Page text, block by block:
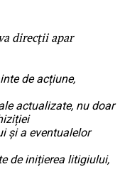
direcții apar
de acțiune,
actualizate, nu doar
și a eventualelor
de inițierea litigiului,